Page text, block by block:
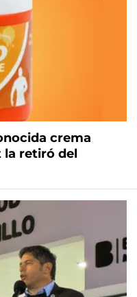
crema
retiró del